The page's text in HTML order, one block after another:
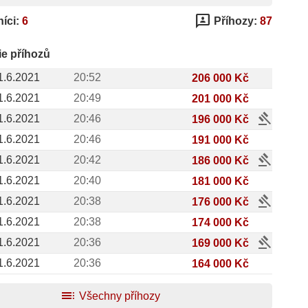
6 3p Příhozy: 87
příhozů
20:52
206 000 Kč
20:49
201 000 Kč
20:46 196 000 Kč gavel
20:46
191 000 Kč
20:42 186 000 Kč gavel
20:40
181 000 Kč
20:38 176 000 Kč gavel
20:38
174 000 Kč
20:36 169 000 Kč gavel
20:36 164 000 Kč
toc Všechny příhozy